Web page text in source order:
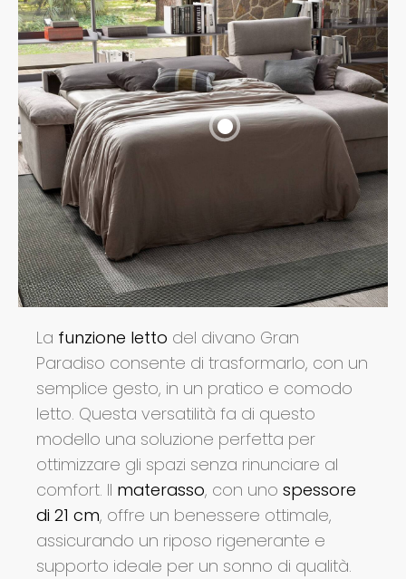
La funzione letto del divano Gran
Paradiso consente di trasformarlo, con un
semplice gesto, in un pratico e comodo
letto. Questa versatilità fa di questo
modello una soluzione perfetta per
ottimizzare gli spazi senza rinunciare al
comfort. ​Il materasso, con uno spessore
di 21 cm, offre un benessere ottimale,
assicurando un riposo rigenerante e
supporto ideale per un sonno di qualità.